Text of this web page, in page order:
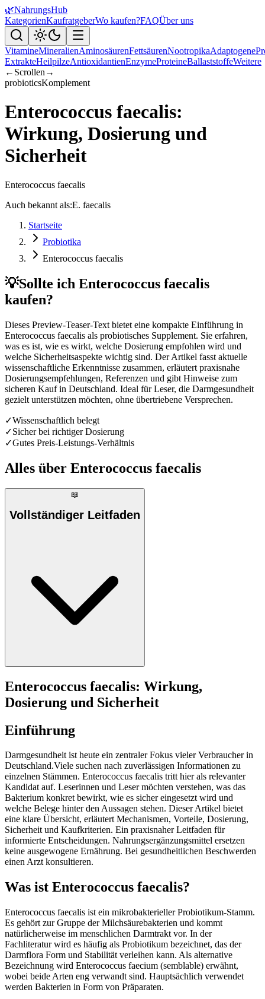
🌿NahrungsHub
KategorienKaufratgeberWo kaufen?FAQÜber uns
VitamineMineralienAminosäurenFettsäurenNootropikaAdaptogene
ExtrakteHeilpilzeAntioxidantienEnzymeProteineBallaststoffeWeitere
← Scrollen →
probioticsKomplement
Enterococcus faecalis:
Wirkung, Dosierung und
Sicherheit
Enterococcus faecalis
Auch bekannt als:E. faecalis
Startseite
Probiotika
Enterococcus faecalis
💡Sollte ich Enterococcus faecalis
kaufen?
Dieses Preview-Teaser-Text bietet eine kompakte Einführung in
Enterococcus faecalis als probiotisches Supplement. Sie erfahren,
was es ist, wie es wirkt, welche Dosierung empfohlen wird und
welche Sicherheitsaspekte wichtig sind. Der Artikel fasst aktuelle
wissenschaftliche Erkenntnisse zusammen, erläutert praxisnahe
Dosierungsempfehlungen, Referenzen und gibt Hinweise zum
sicheren Kauf in Deutschland. Ideal für Leser, die Darmgesundheit
gezielt unterstützen möchten, ohne übertriebene Versprechen.
✓Wissenschaftlich belegt
✓Sicher bei richtiger Dosierung
✓Gutes Preis-Leistungs-Verhältnis
Alles über Enterococcus faecalis
📖
Vollständiger Leitfaden
Enterococcus faecalis: Wirkung,
Dosierung und Sicherheit
Einführung
Darmgesundheit ist heute ein zentraler Fokus vieler Verbraucher in
Deutschland.Viele suchen nach zuverlässigen Informationen zu
einzelnen Stämmen. Enterococcus faecalis tritt hier als relevanter
Kandidat auf. Leserinnen und Leser möchten verstehen, was das
Bakterium konkret bewirkt, wie es sicher eingesetzt wird und
welche Belege hinter den Aussagen stehen. Dieser Artikel bietet
eine klare Übersicht, erläutert Mechanismen, Vorteile, Dosierung,
Sicherheit und Kaufkriterien. Ein praxisnaher Leitfaden für
informierte Entscheidungen. Nahrungsergänzungsmittel ersetzen
keine ausgewogene Ernährung. Bei gesundheitlichen Beschwerden
einen Arzt konsultieren.
Was ist Enterococcus faecalis?
Enterococcus faecalis ist ein mikrobakterieller Probiotikum-Stamm.
Es gehört zur Gruppe der Milchsäurebakterien und kommt
natürlicherweise im menschlichen Darmtrakt vor. In der
Fachliteratur wird es häufig als Probiotikum bezeichnet, das der
Darmflora Form und Stabilität verleihen kann. Als alternative
Bezeichnung wird Enterococcus faecium (semblable) erwähnt,
wobei beide Arten eng verwandt sind. Hauptsächlich verwendet
werden Bakterien in Form von Präparaten.